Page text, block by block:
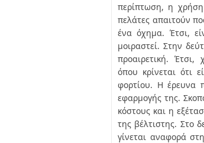
περίπτωση, η
πελάτες απαιτούν
ένα όχημα. Έτσι,
μοιραστεί. Στην
προαιρετική. Έτσι,
όπου κρίνεται ότι
φορτίου. Η έρευνα
εφαρμογής της.
κόστους και η
της βέλτιστης. Στο
γίνεται αναφορά